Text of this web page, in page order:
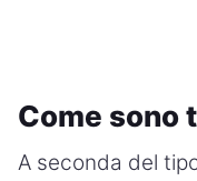
Come sono
A seconda del